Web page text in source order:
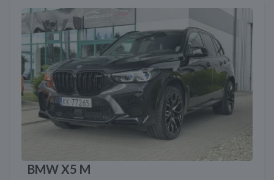
BMW X5 M